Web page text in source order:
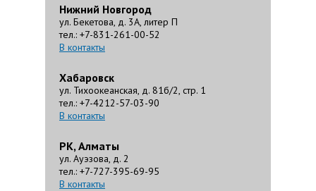
Нижний Новгород
ул. Бекетова, д. 3А, литер П
тел.: +7-831-261-00-52
В контакты
Хабаровск
ул. Тихоокеанская, д. 81б/2, стр. 1
тел.: +7-4212-57-03-90
В контакты
РК, Алматы
ул. Ауэзова, д. 2
тел.: +7-727-395-69-95
В контакты